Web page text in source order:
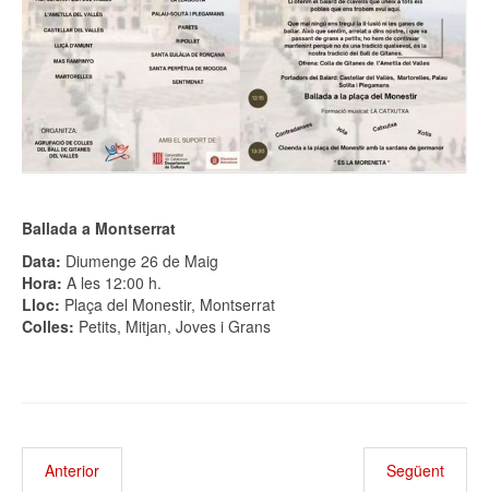
Ballada a Montserrat
Data: Diumenge 26 de Maig
Hora: A les 12:00 h.
Lloc: Plaça del Monestir, Montserrat
Colles: Petits, Mitjan, Joves i Grans
Anterior Següent